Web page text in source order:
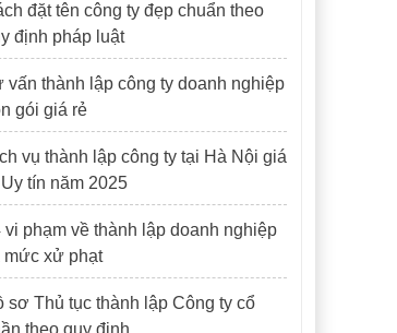
đặt tên công ty đẹp chuẩn theo
định pháp luật
vấn thành lập công ty doanh nghiệp
gói giá rẻ
vụ thành lập công ty tại Hà Nội giá
tín năm 2025
vi phạm về thành lập doanh nghiệp
mức xử phạt
sơ Thủ tục thành lập Công ty cổ
theo quy định